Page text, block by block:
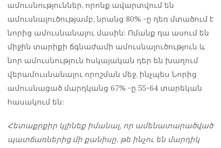
ամուսնություններ, որոնք ավարտվում են
ամուսնալուծությամբ, նրանց 80% -ը դեռ մտածում է
նորից ամուսնանալու մասին: Ոմանք դա ասում են
միջին տարիքի ճգնաժամի ամուսնալուծություն և
նոր ամուսնություն հսկայական դեր են խաղում
վերամուսնանալու որոշման մեջ, ինչպես Նորից
ամուսնացած մարդկանց 67% -ը 55-64 տարեկան
հասակում են:
Հետաքրքիր կլինեք իմանալ, որ ամենատարածված
պատճառներից մի քանիսը, թե ինչու են մարդիկ